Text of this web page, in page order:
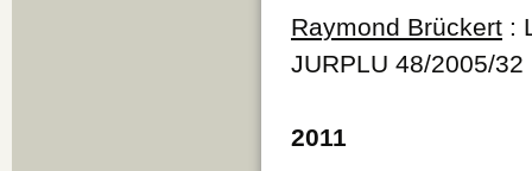
Raymond Brückert :
JURPLU 48/2005/32
2011